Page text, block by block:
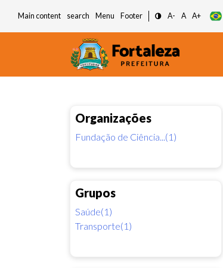
Main content search Menu Footer A- A A+
Organizações
Fundação de Ciência...(1)
Grupos
Saúde(1)
Transporte(1)